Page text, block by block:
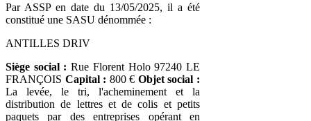
Par ASSP en date du 13/05/2025, il a été
constitué une SASU dénommée :
ANTILLES DRIV
Siège social : Rue Florent Holo 97240 LE
FRANÇOIS Capital : 800 € Objet social :
La levée, le tri, l'acheminement et la
distribution de lettres et de colis et petits
paquets par des entreprises opérant en